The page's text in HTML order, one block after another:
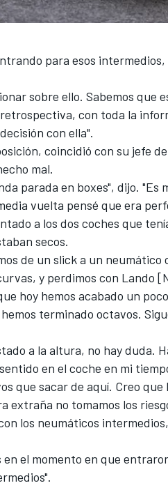
para esos
sobre ello. Sabemos que
con toda la
con ella".
coincidió con su jefe
mal.
parada en boxes", dijo.
vuelta pensé que era
a los dos coches que
secos.
de un slick a un
y perdimos con Lando
hoy hemos acabado un
terminado octavos.
a la altura, no hay duda.
en el coche en mi
que sacar de aquí. Creo
extraña no tomamos los
los neumáticos
el momento en que